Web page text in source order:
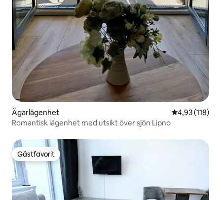
Ägarlägenhet 4,93 av 5 i
4,93 (118)
Romantisk lägenhet med utsikt över sjön Lipno
Gästfavorit
Gästfavorit